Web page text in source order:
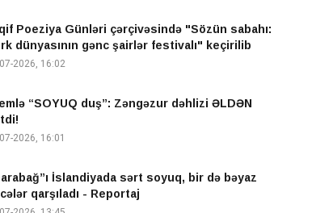
Poeziya Günləri çərçivəsində "Sözün sabahı:
dünyasının gənc şairlər festivalı" keçirilib
2026, 16:02
“SOYUQ duş”: Zəngəzur dəhlizi ƏLDƏN
2026, 16:01
İslandiyada sərt soyuq, bir də bəyaz
qarşıladı - Reportaj